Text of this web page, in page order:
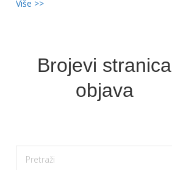
Više >>
Brojevi stranica
objava